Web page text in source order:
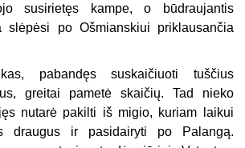
susirietęs kampe, o būdraujantis
slėpėsi po Ošmianskiui priklausančia
pabandęs suskaičiuoti tuščius
greitai pametė skaičių. Tad nieko
nutarė pakilti iš migio, kuriam laikui
draugus ir pasidairyti po Palangą.